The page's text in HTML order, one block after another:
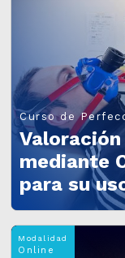
Curso de
mediante
para su
Modalidad
Online